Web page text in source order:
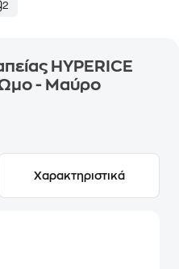
2
HYPERICE
Ώμο - Μαύρο
Χαρακτηριστικά